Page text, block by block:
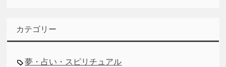
カテゴリー
夢・占い・スピリチュアル